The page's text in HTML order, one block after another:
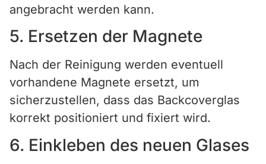
angebracht werden kann.
5. Ersetzen der Magnete
Nach der Reinigung werden eventuell
vorhandene Magnete ersetzt, um
sicherzustellen, dass das Backcoverglas
korrekt positioniert und fixiert wird.
6. Einkleben des neuen Glases